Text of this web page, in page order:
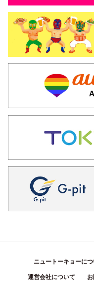
ニュートーキョーにつ
運営会社について